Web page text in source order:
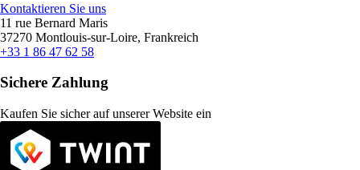
Kontaktieren Sie uns
11 rue Bernard Maris
37270 Montlouis-sur-Loire, Frankreich
+33 1 86 47 62 58
Sichere Zahlung
Kaufen Sie sicher auf unserer Website ein